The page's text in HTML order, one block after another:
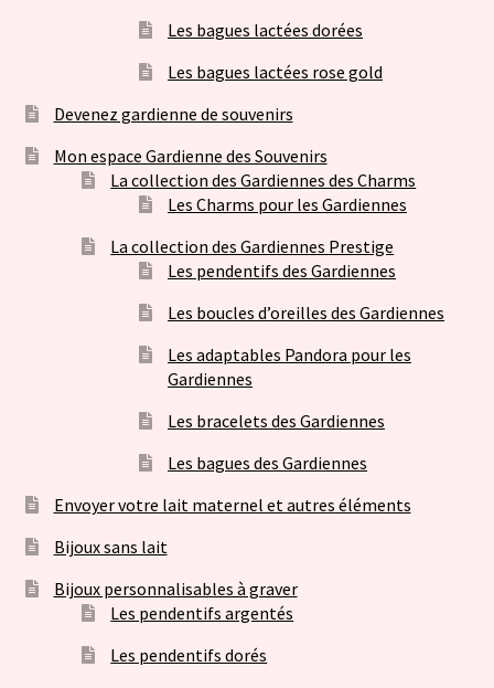
Les bagues lactées dorées
Les bagues lactées rose gold
Devenez gardienne de souvenirs
Mon espace Gardienne des Souvenirs
La collection des Gardiennes des Charms
Les Charms pour les Gardiennes
La collection des Gardiennes Prestige
Les pendentifs des Gardiennes
Les boucles d’oreilles des Gardiennes
Les adaptables Pandora pour les
Gardiennes
Les bracelets des Gardiennes
Les bagues des Gardiennes
Envoyer votre lait maternel et autres éléments
Bijoux sans lait
Bijoux personnalisables à graver
Les pendentifs argentés
Les pendentifs dorés